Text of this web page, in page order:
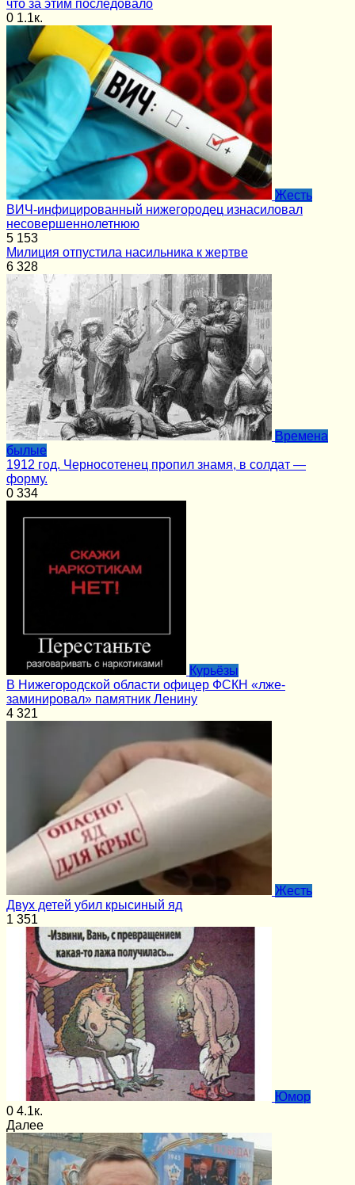
что за этим последовало
0 1.1к.
Жесть
ВИЧ-инфицированный нижегородец изнасиловал
несовершеннолетнюю
5 153
Милиция отпустила насильника к жертве
6 328
Времена
былые
1912 год. Черносотенец пропил знамя, в солдат —
форму.
0 334
Курьёзы
В Нижегородской области офицер ФСКН «лже-
заминировал» памятник Ленину
4 321
Жесть
Двух детей убил крысиный яд
1 351
Юмор
0 4.1к.
Далее